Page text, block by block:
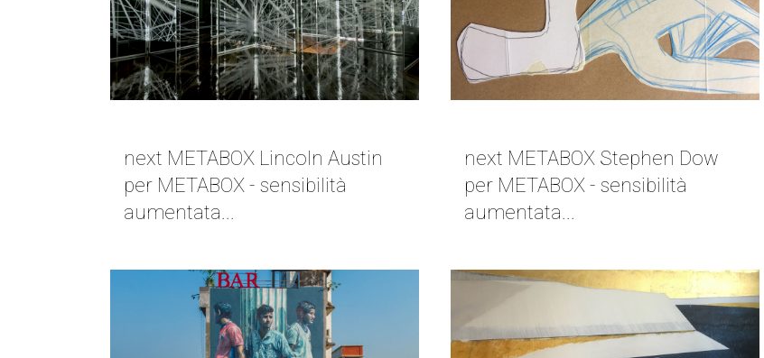
next METABOX Lincoln Austin
per METABOX - sensibilità
aumentata...
next METABOX Stephen Dow
per METABOX - sensibilità
aumentata...